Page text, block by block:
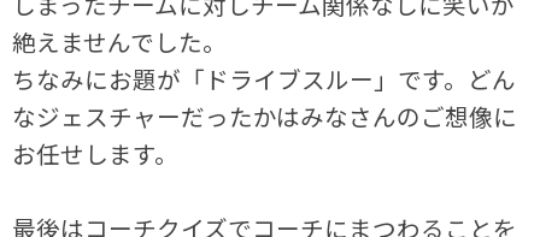
絶えませんでした。
ちなみにお題が「ドライブスルー」です。どん
なジェスチャーだったかはみなさんのご想像に
お任せします。
最後はコーチクイズでコーチにまつわることを